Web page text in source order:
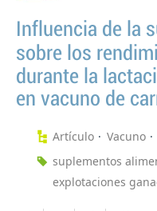
Influencia de la
sobre los
durante la
en vacuno de
Artículo Vacuno
suplementos
explotaciones